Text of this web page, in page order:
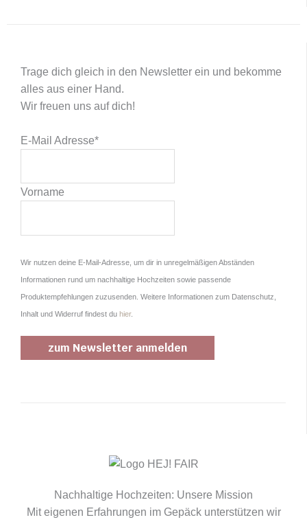
Trage dich gleich in den Newsletter ein und bekomme
alles aus einer Hand.
Wir freuen uns auf dich!
E-Mail Adresse*
Vorname
Wir nutzen deine E-Mail-Adresse, um dir in unregelmäßigen Abständen
Informationen rund um nachhaltige Hochzeiten sowie passende
Produktempfehlungen zuzusenden. Weitere Informationen zum Datenschutz,
Inhalt und Widerruf findest du hier.
Nachhaltige Hochzeiten: Unsere Mission
Mit eigenen Erfahrungen im Gepäck unterstützen wir